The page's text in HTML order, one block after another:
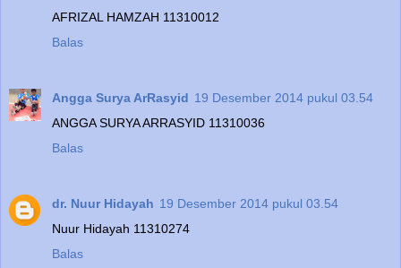
AFRIZAL HAMZAH 11310012
Balas
Angga Surya ArRasyid 19 Desember 2014 pukul 03.54
ANGGA SURYA ARRASYID 11310036
Balas
dr. Nuur Hidayah 19 Desember 2014 pukul 03.54
Nuur Hidayah 11310274
Balas